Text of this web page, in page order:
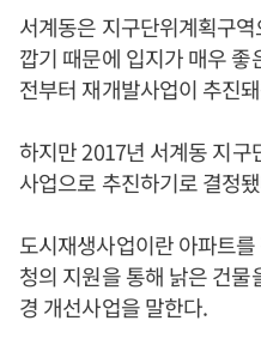
서계동은 지구단위계획구
깝기 때문에 입지가 매우
전부터 재개발사업이 추진
하지만 2017년 서계동 지구
사업으로 추진하기로 결정
도시재생사업이란 아파트
청의 지원을 통해 낡은 건
경 개선사업을 말한다.